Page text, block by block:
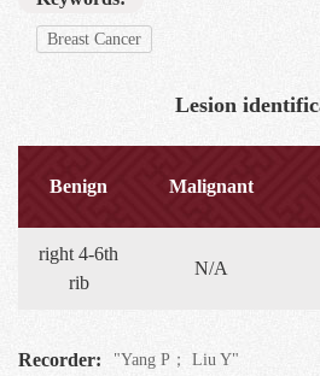
Breast Cancer
Lesion
Benign Malignant
right 4-6th
rib
N/A
Recorder: "Yang P； Liu Y"